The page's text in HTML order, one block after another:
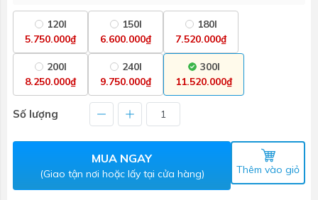
120l
5.750.000₫
150l
6.600.000₫
180l
7.520.000₫
200l
8.250.000₫
240l
9.750.000₫
300l
11.520.000₫
Số lượng
MUA NGAY
(Giao tận nơi hoặc lấy tại cửa hàng) Thêm vào giỏ